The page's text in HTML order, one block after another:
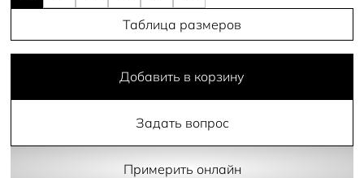
Таблица размеров
Добавить в корзину
Задать вопрос
Примерить онлайн